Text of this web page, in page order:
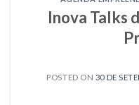
Inova Talks
POSTED ON 30 DE